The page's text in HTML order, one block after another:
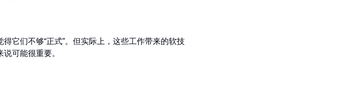
它们不够“正式”。但实际上，这些工作带来的软技
可能很重要。